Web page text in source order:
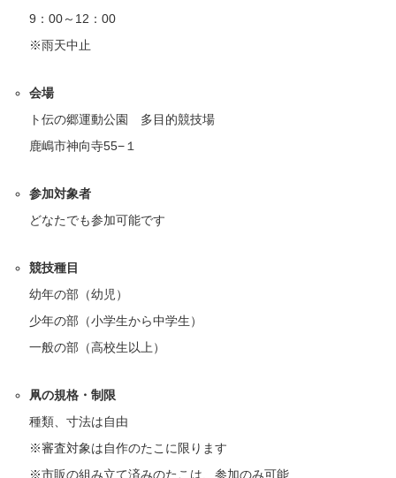
9：00～12：00
※雨天中止
会場
ト伝の郷運動公園 多目的競技場
鹿嶋市神向寺55−１
参加対象者
どなたでも参加可能です
競技種目
幼年の部（幼児）
少年の部（小学生から中学生）
一般の部（高校生以上）
凧の規格・制限
種類、寸法は自由
※審査対象は自作のたこに限ります
※市販の組み立て済みのたこは、参加のみ可能